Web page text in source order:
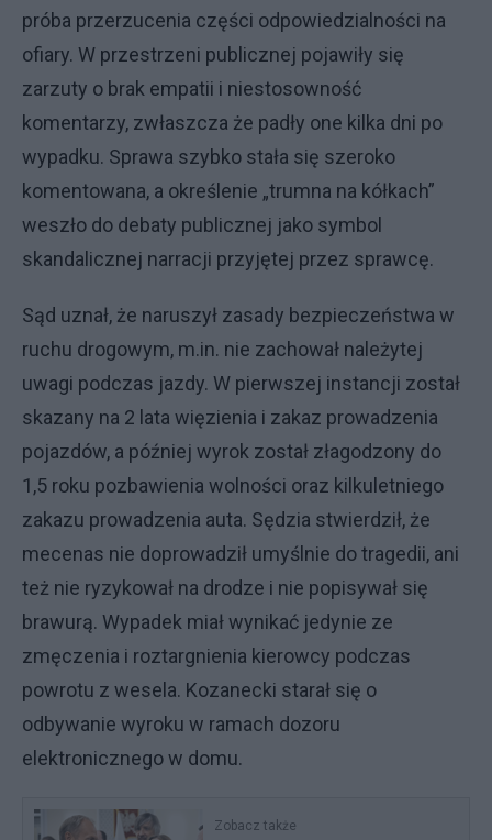
próba przerzucenia części odpowiedzialności na
ofiary. W przestrzeni publicznej pojawiły się
zarzuty o brak empatii i niestosowność
komentarzy, zwłaszcza że padły one kilka dni po
wypadku. Sprawa szybko stała się szeroko
komentowana, a określenie „trumna na kółkach”
weszło do debaty publicznej jako symbol
skandalicznej narracji przyjętej przez sprawcę.
Sąd uznał, że naruszył zasady bezpieczeństwa w
ruchu drogowym, m.in. nie zachował należytej
uwagi podczas jazdy. W pierwszej instancji został
skazany na 2 lata więzienia i zakaz prowadzenia
pojazdów, a później wyrok został złagodzony do
1,5 roku pozbawienia wolności oraz kilkuletniego
zakazu prowadzenia auta. Sędzia stwierdził, że
mecenas nie doprowadził umyślnie do tragedii, ani
też nie ryzykował na drodze i nie popisywał się
brawurą. Wypadek miał wynikać jedynie ze
zmęczenia i roztargnienia kierowcy podczas
powrotu z wesela. Kozanecki starał się o
odbywanie wyroku w ramach dozoru
elektronicznego w domu.
Zobacz także